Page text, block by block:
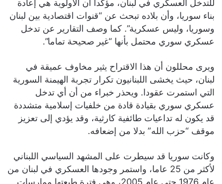
للتدخل العسكري في لبنان، مؤكدا أن الأولوية هي إعادة
بناء سوريا، وأن بلاده تبحث عن “قنوات اقتصادية بين لبنان
وسوريا، وليس عسكرية”. كما وصف التقارير عن تدخل
عسكري سوري محتمل بأنها “غير صحيحة تماما”.
ويرى محللون أن هذا الاقتراح يثير مخاوف عميقة في
لبنان، حيث يخشى اللبنانيون تكرار تجربة الهيمنة السورية
التي استمرت عقودا. ويحذر خبراء من أن أي تدخل
عسكري سوري بقيادة قادة من خلفيات إسلامية متشددة
قد يكون له تداعيات طائفية كارثية، وقد يؤدي إلى تعزيز
موقف “حزب الله” بدلا من إضعافه.
وكانت سوريا قد سيطرت على المشهد السياسي اللبناني
لأكثر من 25 عاما، واستمر وجودها العسكري في لبنان من
عام 1976 حتى عام 2005، وهي فترة طبعتها ممارسات